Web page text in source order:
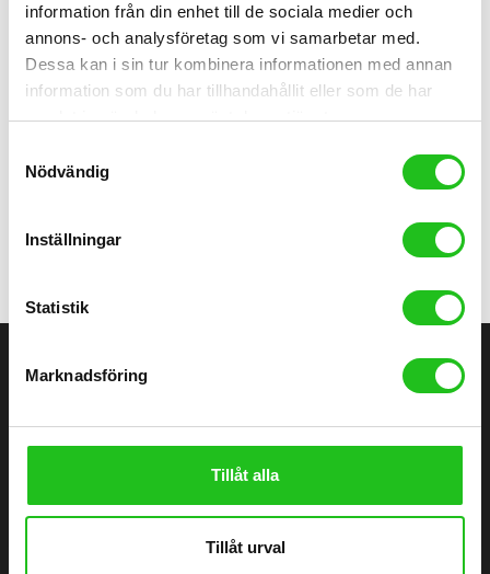
information från din enhet till de sociala medier och
annons- och analysföretag som vi samarbetar med.
Dessa kan i sin tur kombinera informationen med annan
information som du har tillhandahållit eller som de har
samlat in när du har använt deras tjänster.
Nödvändig
Inställningar
Statistik
Marknadsföring
Tillåt alla
Tillåt urval
2025-10-09 0 1
Så byter du cykelslang – guide från
Älvängens Cykel
ÄLVÄNGENS CYKEL
Besök butiken i Älvängen eller handla enkelt online – alltid med
professionell montering och stort utbud.